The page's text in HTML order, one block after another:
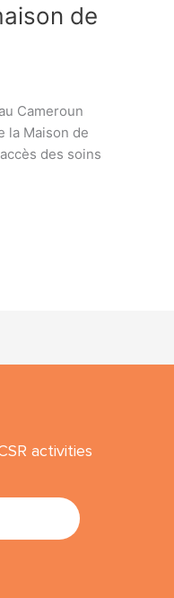
de
Cameroun
la Maison de
des soins
activities
SUBMIT